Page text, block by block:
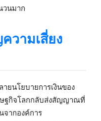
วนมาก
วามเสี่ยง
ยนโยบายการเงินของ
ษฐกิจโลกกลับส่งสัญญาณที่
จากองค์การ